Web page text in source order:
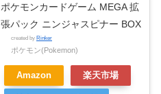
ポケモンカードゲーム MEGA 拡
張パック ニンジャスピナー BOX
created by Rinker
ポケモン(Pokemon)
Amazon 楽天市場